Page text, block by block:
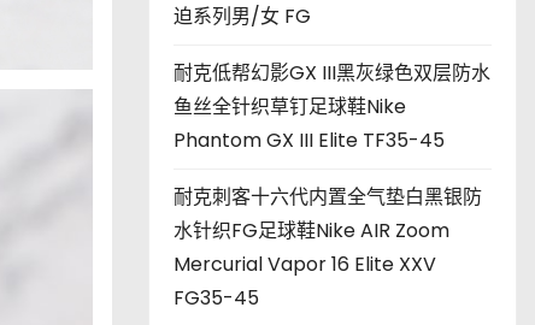
迫系列男/女 FG
耐克低帮幻影GX III黑灰绿色双层防水
鱼丝全针织草钉足球鞋Nike
Phantom GX III Elite TF35-45
耐克刺客十六代内置全气垫白黑银防
水针织FG足球鞋Nike AIR Zoom
Mercurial Vapor 16 Elite XXV
FG35-45